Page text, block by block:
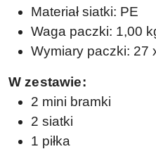
Materiał siatki: PE
Waga paczki: 1,00
Wymiary paczki: 27
W zestawie:
2 mini bramki
2 siatki
1 piłka